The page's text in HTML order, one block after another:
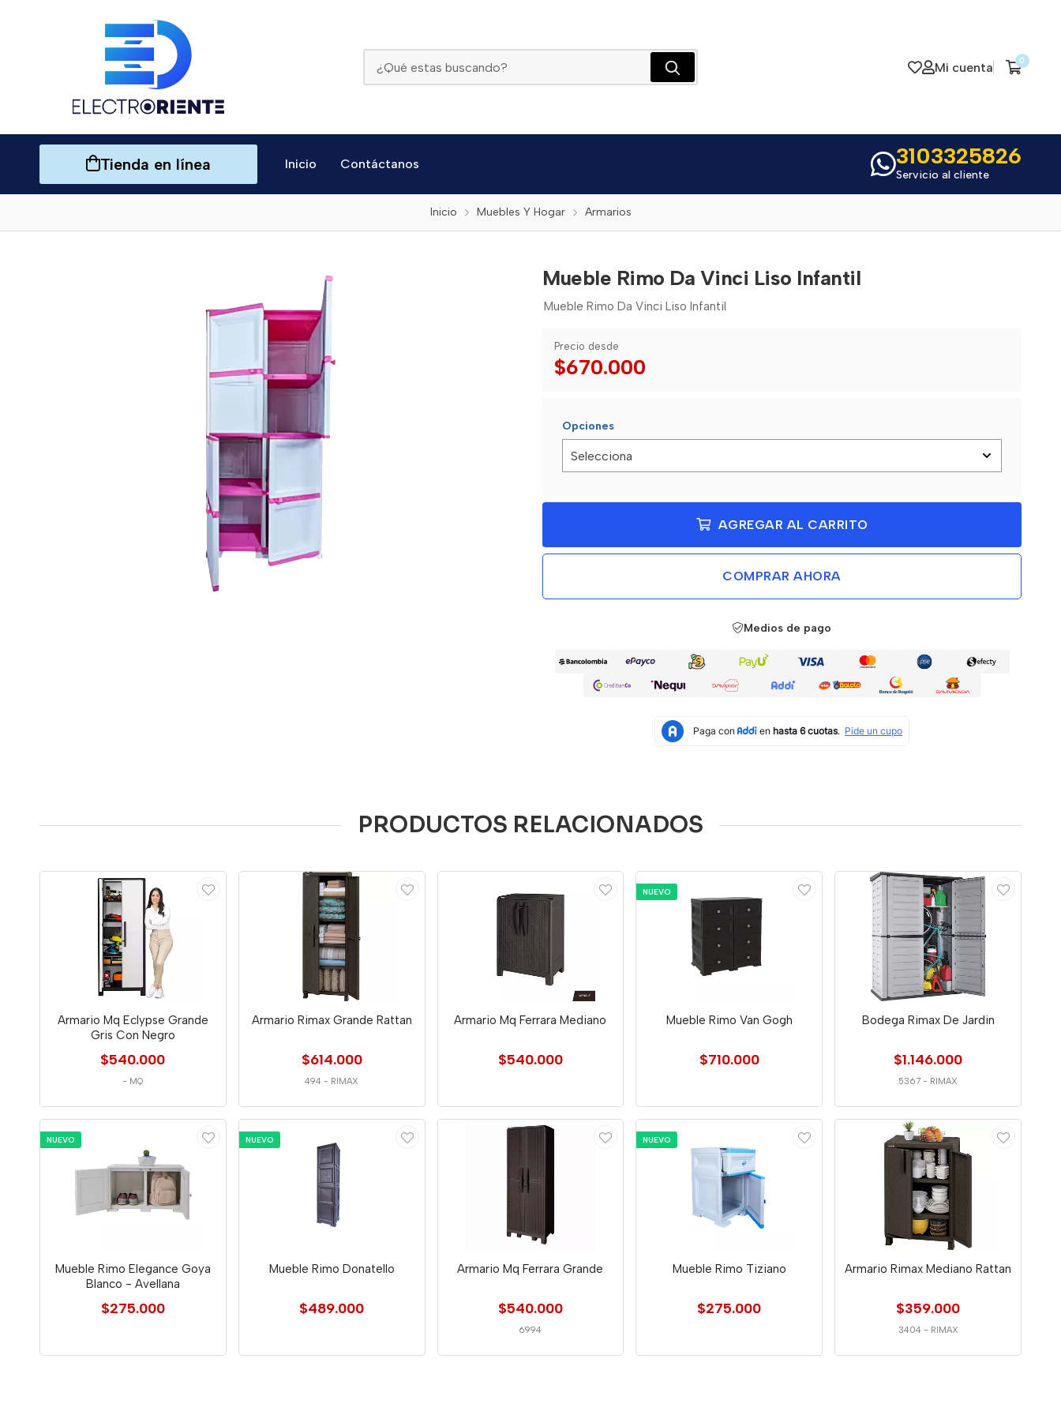
Mi cuenta 0
Tienda en línea Inicio Contáctanos 3103325826
Servicio al cliente
Inicio Muebles Y Hogar Armarios
Mueble Rimo Da Vinci Liso Infantil
Mueble Rimo Da Vinci Liso Infantil
Precio desde
$670.000
Opciones
AGREGAR AL CARRITO
COMPRAR AHORA
Medios de pago
PRODUCTOS RELACIONADOS
Armario Mq Eclypse Grande
Gris Con Negro
$540.000
- MQ
Armario Rimax Grande Rattan
$614.000
494 - RIMAX
Armario Mq Ferrara Mediano
$540.000
NUEVO
Mueble Rimo Van Gogh
$710.000
Bodega Rimax De Jardin
$1.146.000
5367 - RIMAX
NUEVO
Mueble Rimo Elegance Goya
Blanco - Avellana
$275.000
NUEVO
Mueble Rimo Donatello
$489.000
Armario Mq Ferrara Grande
$540.000
6994
NUEVO
Mueble Rimo Tiziano
$275.000
Armario Rimax Mediano Rattan
$359.000
3404 - RIMAX